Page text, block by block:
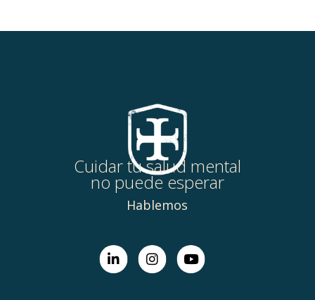
Cuidar tu salud mental
no puede esperar
Hablemos